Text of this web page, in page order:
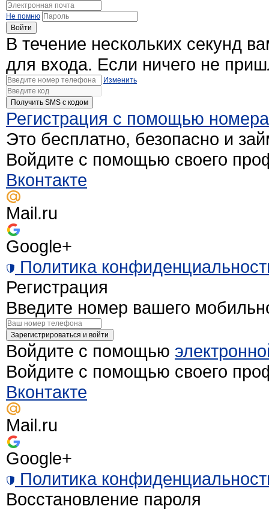
Не помню
Войти
В течение нескольких секунд
для входа. Если ничего не
Изменить
Получить SMS c кодом
Регистрация с помощью
Это бесплатно, безопасно и
Войдите с помощью своего
Вконтакте
Mail.ru
Google+
Политика
Регистрация
Введите номер вашего
Зарегистрироваться и войти
Войдите с помощью
Войдите с помощью своего
Вконтакте
Mail.ru
Google+
Политика
Восстановление пароля